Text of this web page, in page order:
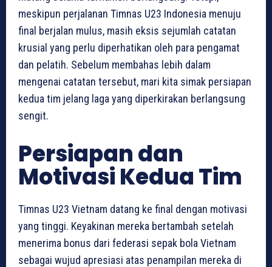
meskipun perjalanan Timnas U23 Indonesia menuju
final berjalan mulus, masih eksis sejumlah catatan
krusial yang perlu diperhatikan oleh para pengamat
dan pelatih. Sebelum membahas lebih dalam
mengenai catatan tersebut, mari kita simak persiapan
kedua tim jelang laga yang diperkirakan berlangsung
sengit.
Persiapan dan
Motivasi Kedua Tim
Timnas U23 Vietnam datang ke final dengan motivasi
yang tinggi. Keyakinan mereka bertambah setelah
menerima bonus dari federasi sepak bola Vietnam
sebagai wujud apresiasi atas penampilan mereka di